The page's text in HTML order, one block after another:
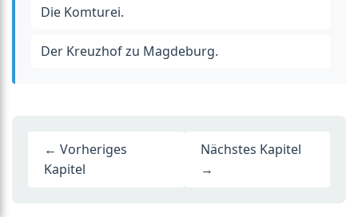
Die Komturei.
Der Kreuzhof zu Magdeburg.
← Vorheriges
Kapitel
Nächstes Kapitel
→